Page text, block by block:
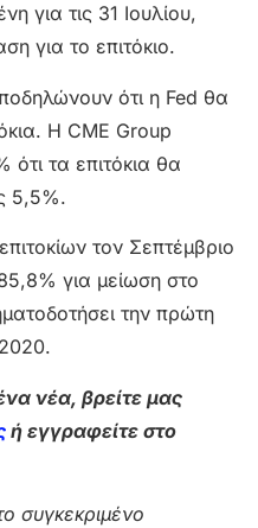
για τις 31 Ιουλίου,
για το επιτόκιο.
ότι η Fed θα
Η CME Group
τα επιτόκια θα
5,5%.
τον Σεπτέμβριο
για μείωση στο
την πρώτη
νέα, βρείτε μας
ή εγγραφείτε στο
συγκεκριμένο